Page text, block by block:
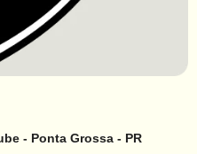
- Ponta Grossa - PR